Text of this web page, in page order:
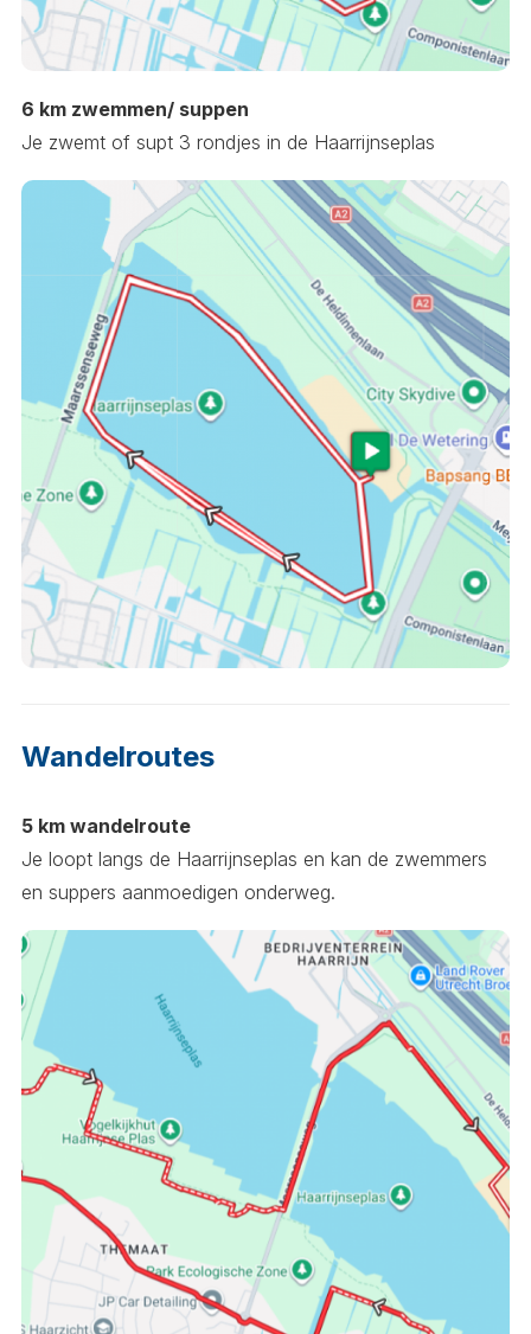
6 km zwemmen/ suppen
Je zwemt of supt 3 rondjes in de Haarrijnseplas
Wandelroutes
5 km wandelroute
Je loopt langs de Haarrijnseplas en kan de zwemmers
en suppers aanmoedigen onderweg.